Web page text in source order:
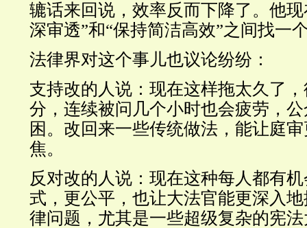
辘话来回说，效率反而下降了。他
深审透”和“保持简洁高效”之间找一
法律界对这个事儿也议论纷纷：
支持改的人说：现在这样拖太久了
分，连续被问几个小时也会疲劳，
困。改回来一些传统做法，能让庭
焦。
反对改的人说：现在这种每人都有
式，更公平，也让大法官能更深入
律问题，尤其是一些超级复杂的宪